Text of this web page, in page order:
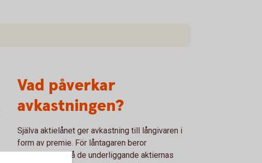
Vad påverkar
avkastningen?
Själva aktielånet ger avkastning till långivaren i
form av premie. För låntagaren beror
avkastningen på de underliggande aktiernas